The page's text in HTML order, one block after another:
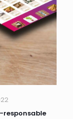
responsable